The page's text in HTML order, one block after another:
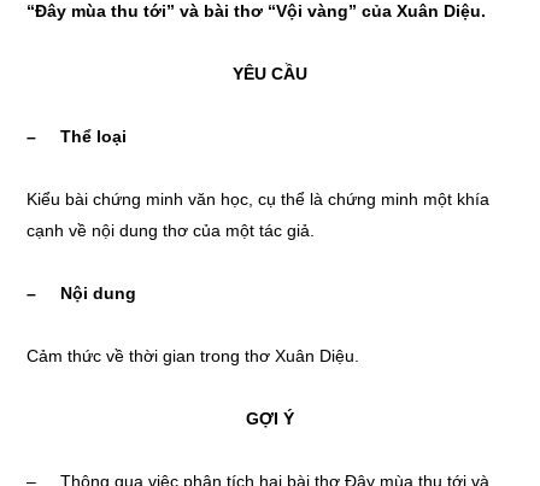
“Đây mùa thu tới” và bài thơ “Vội vàng” của Xuân Diệu.
YÊU CẦU
– Thể loại
Kiểu bài chứng minh văn học, cụ thể là chứng minh một khía
cạnh về nội dung thơ của một tác giả.
– Nội dung
Cảm thức về thời gian trong thơ Xuân Diệu.
GỢI Ý
– Thông qua việc phân tích hai bài thơ Đây mùa thu tới và